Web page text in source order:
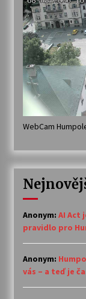
WebCam
Anonym: AI Act
pravidlo pro
Anonym:
vás – a teď je